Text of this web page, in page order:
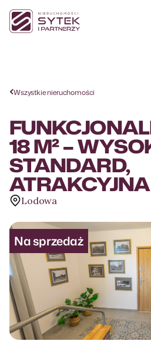
Wszystkie nieruchomości
18 M² –
STANDARD,
Lodowa
Na sprzedaż